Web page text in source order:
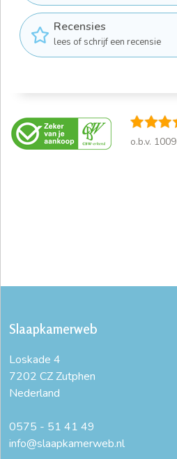
Recensies
lees of schrijf een recensie
o.b.v. 1009
Slaapkamerweb
Loskade 4
7202 CZ Zutphen
Nederland
0575 - 51 41 49
info@slaapkamerweb.nl